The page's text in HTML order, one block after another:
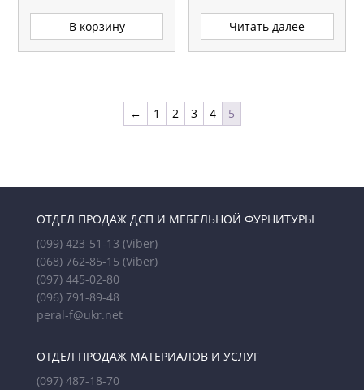
В корзину Читать далее
← 1 2 3 4 5
ОТДЕЛ ПРОДАЖ ДСП И МЕБЕЛЬНОЙ ФУРНИТУРЫ
(099) 423-51-13 (Viber)
(068) 762-85-15 (Viber)
(097) 445-02-80
(096) 791-89-48
peral-f@ukr.net
ОТДЕЛ ПРОДАЖ МАТЕРИАЛОВ И УСЛУГ
(097) 487-18-70